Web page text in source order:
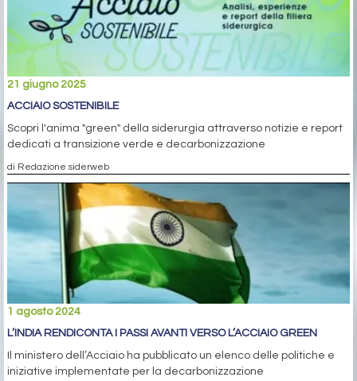
21 giugno 2025
ACCIAIO SOSTENIBILE
Scopri l'anima "green" della siderurgia attraverso notizie e report
dedicati a transizione verde e decarbonizzazione
di Redazione siderweb
1 agosto 2024
L’INDIA RENDICONTA I PASSI AVANTI VERSO L’ACCIAIO GREEN
Il ministero dell’Acciaio ha pubblicato un elenco delle politiche e
iniziative implementate per la decarbonizzazione